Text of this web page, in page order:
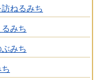
ねるみち
みち
みち